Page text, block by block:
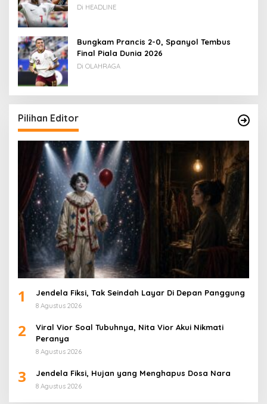
Di HEADLINE
Bungkam Prancis 2-0, Spanyol Tembus
Final Piala Dunia 2026
Di OLAHRAGA
Pilihan Editor
1 Jendela Fiksi, Tak Seindah Layar Di Depan Panggung
8 Agustus 2026
2
Viral Vior Soal Tubuhnya, Nita Vior Akui Nikmati
Peranya
8 Agustus 2026
3 Jendela Fiksi, Hujan yang Menghapus Dosa Nara
8 Agustus 2026